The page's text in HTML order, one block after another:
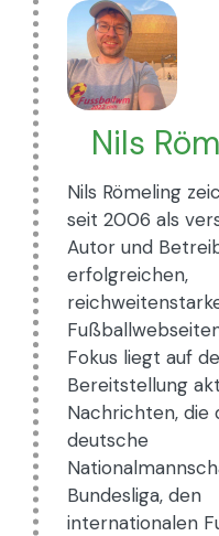
Nils
Nils Römeling
seit 2006 als
Autor und
erfolgreichen,
Fokus liegt auf
Bereitstellung
Nachrichten, die
deutsche
Bundesliga, den
internationalen